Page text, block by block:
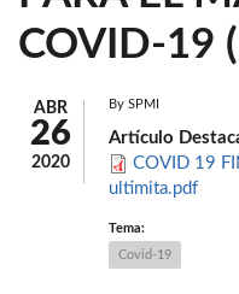
COVID-19
ABR
26
2020
By SPMI
Artículo
COVID 19
ultimita.pdf
Tema:
Covid-19